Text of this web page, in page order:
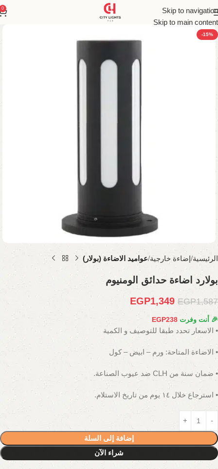
Skip to navigation
Skip to main content
0
-15%
الرئيسية إضاءة خارجية عواميد الاضاءة (بولار)
بولارد اضاءة حدائق الومنيوم
EGP1,587
EGP1,349
🎉 أنت وفرت EGP238
• الاسعار تحدد طبقا للتوصيف و الكمية
• الاضاءة المتاحة: ورم – ابيض – كول
• ضمان سنة من CLH ضد عيوب الصناعة.
• استرجاع خلال ١٤ يوم من تاريخ الاستلام.
إضافة إلى السلة
شراء الآن